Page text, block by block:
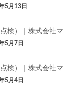
5月13日
検）｜株式会社マ
5月7日
検）｜株式会社マ
5月4日